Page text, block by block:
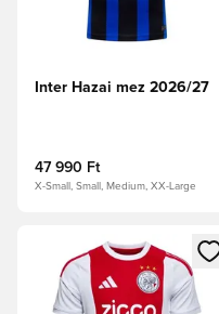
Inter Hazai mez 2026/27
47 990 Ft
X-Small, Small, Medium, XX-Large
Megnyit egy modált a